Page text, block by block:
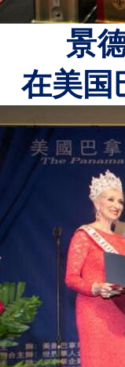
景
在美国